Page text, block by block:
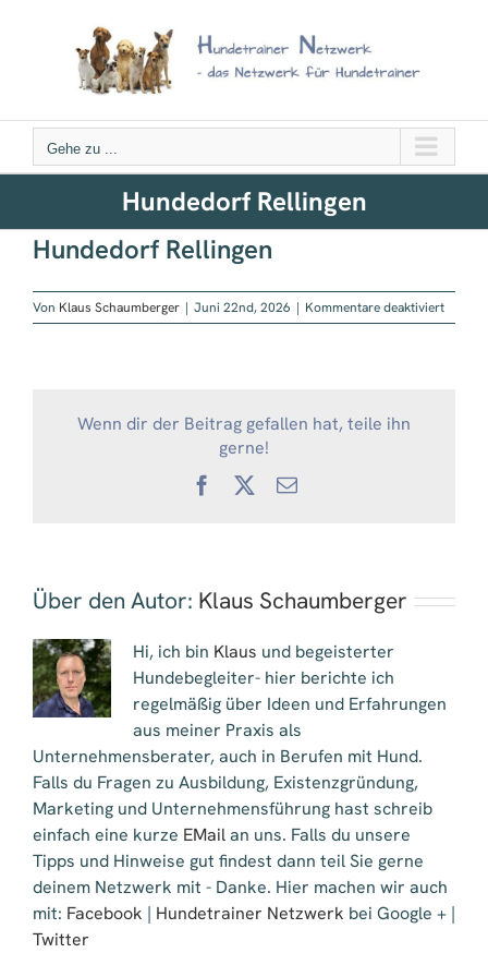
Gehe zu ...
Hundedorf Rellingen
Hundedorf Rellingen
Von Klaus Schaumberger | Juni 22nd, 2026 | Kommentare deaktiviertfür
Wenn dir der Beitrag gefallen hat, teile ihn
gerne!
Facebook
X
E-
Über den Autor: Klaus Schaumberger
Hi, ich bin Klaus und begeisterter
Hundebegleiter- hier berichte ich
regelmäßig über Ideen und Erfahrungen
aus meiner Praxis als
Unternehmensberater, auch in Berufen mit Hund.
Falls du Fragen zu Ausbildung, Existenzgründung,
Marketing und Unternehmensführung hast schreib
einfach eine kurze EMailan uns. Falls du unsere
Tipps und Hinweise gut findest dann teil Sie gerne
deinem Netzwerk mit - Danke. Hier machen wir auch
mit: Facebook | Hundetrainer Netzwerk bei Google + |
Twitter